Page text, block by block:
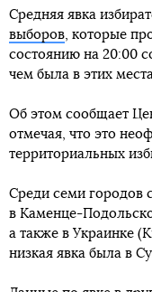
Средняя явка
выборов, которые
состоянию на 20:00
чем была в этих
Об этом сообщает
отмечая, что это
территориальных
Среди семи городов
в Каменце-
а также в Украинке
низкая явка была в